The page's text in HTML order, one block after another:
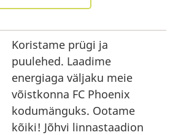
Koristame prügi ja
puulehed. Laadime
energiaga väljaku meie
võistkonna FC Phoenix
kodumänguks. Ootame
kõiki! Jõhvi linnastaadion